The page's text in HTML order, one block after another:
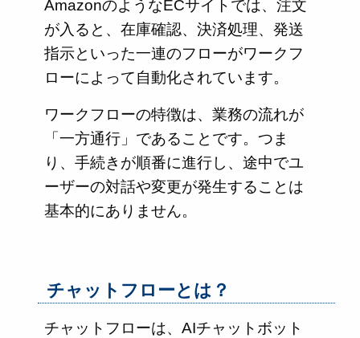
AmazonのようなECサイトでは、注文
が入ると、在庫確認、決済処理、発送
指示といった一連のフローがワークフ
ローによって自動化されています。
ワークフローの特徴は、業務の流れが
「一方通行」であることです。つま
り、手続きが順番に進行し、途中でユ
ーザーの対話や変更が発生することは
基本的にありません。
チャットフローとは？
チャットフローは、AIチャットボット